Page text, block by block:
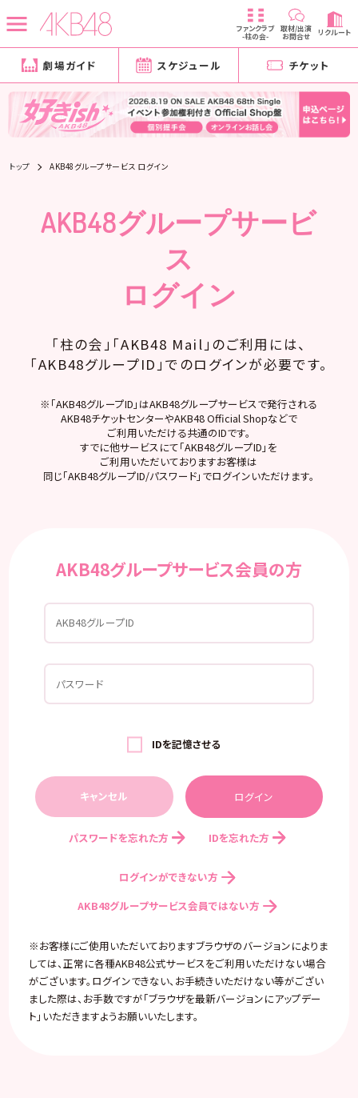
ファンクラブ
-柱の会-
取材/出演
お問合せ リクルート
劇場ガイド スケジュール チケット
トップ AKB48グループサービス ログイン
AKB48グループサービ
ス
ログイン
「柱の会」「AKB48 Mail」のご利用には、
「AKB48グループID」でのログインが必要です。
※「AKB48グループID」はAKB48グループサービスで発行される
AKB48チケットセンターやAKB48 Official Shopなどで
ご利用いただける共通のIDです。
すでに他サービスにて「AKB48グループID」を
ご利用いただいておりますお客様は
同じ「AKB48グループID/パスワード」でログインいただけます。
AKB48グループサービス会員の方
IDを記憶させる
キャンセル
パスワードを忘れた方 IDを忘れた方
ログインができない方
AKB48グループサービス会員ではない方
※お客様にご使用いただいておりますブラウザのバージョンによりま
しては、正常に各種AKB48公式サービスをご利用いただけない場合
がございます。ログインできない、お手続きいただけない等がござい
ました際は、お手数ですが「ブラウザを最新バージョンにアップデー
ト」いただきますようお願いいたします。